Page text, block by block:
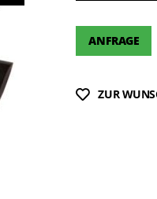
ANFRAGE
ZUR